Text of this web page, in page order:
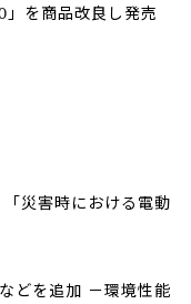
を商品改良し発売
「災害時における電動
どを追加 －環境性能